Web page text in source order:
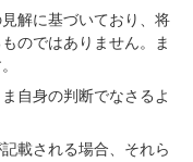
解に基づいており、将
のではありません。ま
自身の判断でなさるよ
載される場合、それら